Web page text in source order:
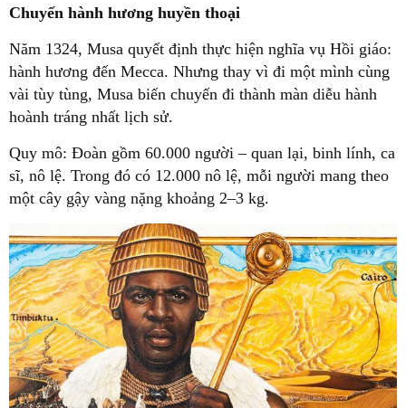
Chuyến hành hương huyền thoại
Năm 1324, Musa quyết định thực hiện nghĩa vụ Hồi giáo:
hành hương đến Mecca. Nhưng thay vì đi một mình cùng
vài tùy tùng, Musa biến chuyến đi thành màn diễu hành
hoành tráng nhất lịch sử.
Quy mô: Đoàn gồm 60.000 người – quan lại, binh lính, ca
sĩ, nô lệ. Trong đó có 12.000 nô lệ, mỗi người mang theo
một cây gậy vàng nặng khoảng 2–3 kg.